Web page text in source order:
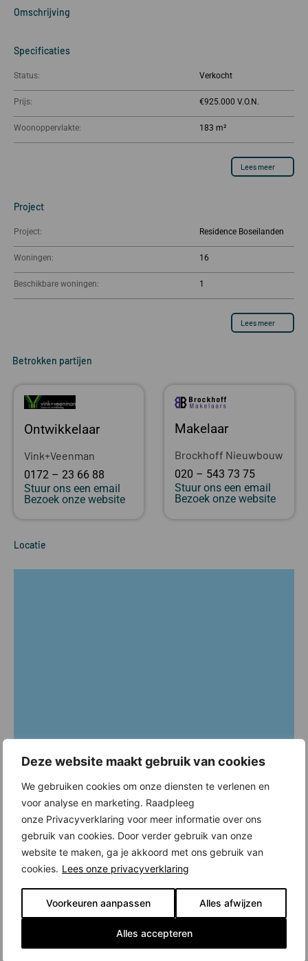
Deze website maakt gebruik van cookies
We gebruiken cookies om onze diensten te verlenen en
voor analyse en marketing. Raadpleeg
onze Privacyverklaring voor meer informatie over ons
gebruik van cookies. Door verder gebruik van onze
website te maken, ga je akkoord met ons gebruik van
cookies. Lees onze privacyverklaring
Voorkeuren aanpassen Alles afwijzen
Alles accepteren
Omschrijving
Specificaties
Status: Verkocht
Prijs: €925.000
Woonoppervlakte: 183 m²
Lees meer
Project
Project: Residence Boseilanden
Woningen: 16
Beschikbare woningen: 1
Lees meer
Betrokken partijen
Ontwikkelaar
Vink+Veenman
0172 – 23 66 88
Stuur ons een email
Bezoek onze website
Makelaar
Brockhoff Nieuwbouw
020 – 543 73 75
Stuur ons een email
Bezoek onze website
Locatie